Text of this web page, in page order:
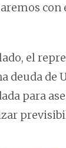
con
lado, el
deuda de
para